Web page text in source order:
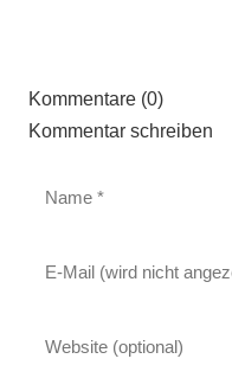
Kommentare (0)
Kommentar schreiben